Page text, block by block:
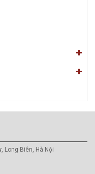
Long Biên, Hà Nội